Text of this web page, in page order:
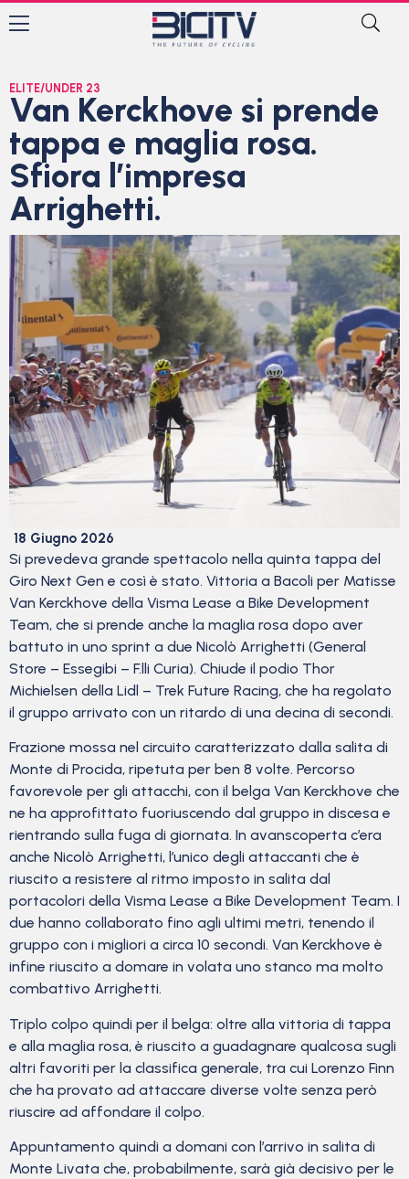
ELITE/UNDER 23
Van Kerckhove si prende
tappa e maglia rosa.
Sfiora l’impresa
Arrighetti.
18 Giugno 2026
Si prevedeva grande spettacolo nella quinta tappa del
Giro Next Gen e così è stato. Vittoria a Bacoli per Matisse
Van Kerckhove della Visma Lease a Bike Development
Team, che si prende anche la maglia rosa dopo aver
battuto in uno sprint a due Nicolò Arrighetti (General
Store – Essegibi – F.lli Curia). Chiude il podio Thor
Michielsen della Lidl – Trek Future Racing, che ha regolato
il gruppo arrivato con un ritardo di una decina di secondi.
Frazione mossa nel circuito caratterizzato dalla salita di
Monte di Procida, ripetuta per ben 8 volte. Percorso
favorevole per gli attacchi, con il belga Van Kerckhove che
ne ha approfittato fuoriuscendo dal gruppo in discesa e
rientrando sulla fuga di giornata. In avanscoperta c’era
anche Nicolò Arrighetti, l’unico degli attaccanti che è
riuscito a resistere al ritmo imposto in salita dal
portacolori della Visma Lease a Bike Development Team. I
due hanno collaborato fino agli ultimi metri, tenendo il
gruppo con i migliori a circa 10 secondi. Van Kerckhove è
infine riuscito a domare in volata uno stanco ma molto
combattivo Arrighetti.
Triplo colpo quindi per il belga: oltre alla vittoria di tappa
e alla maglia rosa, è riuscito a guadagnare qualcosa sugli
altri favoriti per la classifica generale, tra cui Lorenzo Finn
che ha provato ad attaccare diverse volte senza però
riuscire ad affondare il colpo.
Appuntamento quindi a domani con l’arrivo in salita di
Monte Livata che, probabilmente, sarà già decisivo per le